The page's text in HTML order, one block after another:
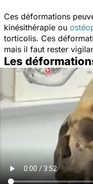
Ces déformations
kinésithérapie ou
torticolis. Ces
mais il faut rester
Les